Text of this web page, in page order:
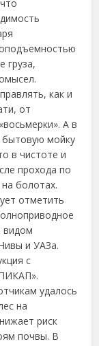
груза,
как и
от
А в
бытовую мойку
в чистоте и
прохода по
болотах.
отметить
видом
и УАЗа.
с
удалось
на
риск
почвы. В